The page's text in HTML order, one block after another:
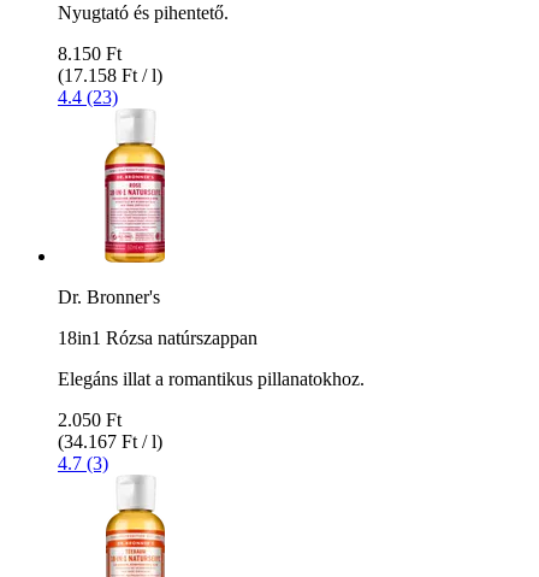
Nyugtató és pihentető.
8.150 Ft
(17.158 Ft / l)
4.4 (23)
Dr. Bronner's
18in1 Rózsa natúrszappan
Elegáns illat a romantikus pillanatokhoz.
2.050 Ft
(34.167 Ft / l)
4.7 (3)